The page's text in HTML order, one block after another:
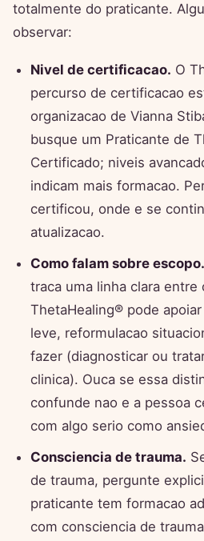
totalmente do praticante.
observar:
Nivel de certificacao. O
percurso de certificacao
organizacao de Vianna
busque um Praticante de
Certificado; niveis
indicam mais formacao.
certificou, onde e se
atualizacao.
Como falam sobre escopo.
traca uma linha clara entre
ThetaHealing® pode
leve, reformulacao
fazer (diagnosticar ou
clinica). Ouca se essa
confunde nao e a pessoa
com algo serio como
Consciencia de trauma.
de trauma, pergunte
praticante tem formacao
com consciencia de